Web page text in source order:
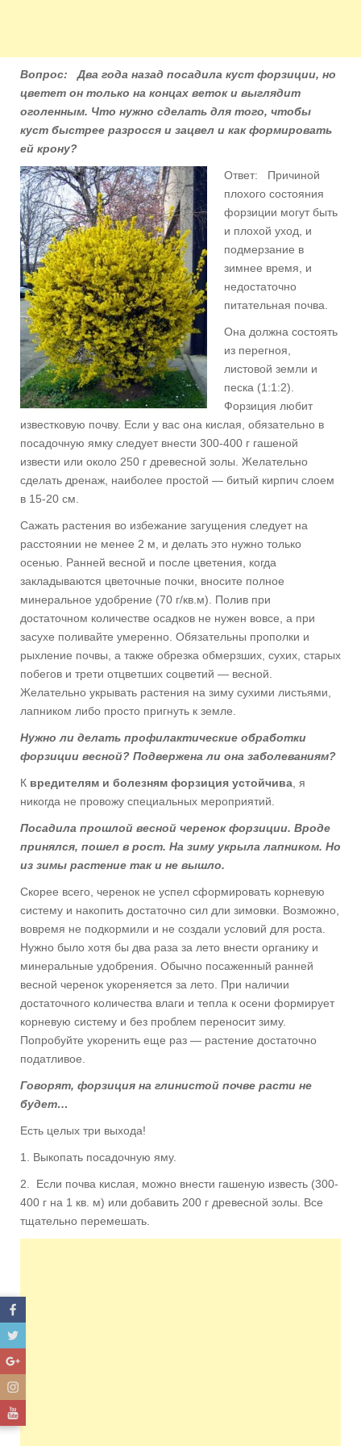
Вопрос: Два года назад посадила куст форзиции, но
цветет он только на концах веток и выглядит
оголенным. Что нужно сделать для того, чтобы
куст быстрее разросся и зацвел и как формировать
ей крону?
Ответ: Причиной
плохого состояния
форзиции могут быть
и плохой уход, и
подмерзание в
зимнее время, и
недостаточно
питательная почва.
Она должна состоять
из перегноя,
листовой земли и
песка (1:1:2).
Форзиция любит
известковую почву. Если у вас она кислая, обязательно в
посадочную ямку следует внести 300-400 г гашеной
извести или около 250 г древесной золы. Желательно
сделать дренаж, наиболее простой — битый кирпич слоем
в 15-20 см.
Сажать растения во избежание загущения следует на
расстоянии не менее 2 м, и делать это нужно только
осенью. Ранней весной и после цветения, когда
закладываются цветочные почки, вносите полное
минеральное удобрение (70 г/кв.м). Полив при
достаточном количестве осадков не нужен вовсе, а при
засухе поливайте умеренно. Обязательны прополки и
рыхление почвы, а также обрезка обмерзших, сухих, старых
побегов и трети отцветших соцветий — весной.
Желательно укрывать растения на зиму сухими листьями,
лапником либо просто пригнуть к земле.
Нужно ли делать профилактические обработки
форзиции весной? Подвержена ли она заболеваниям?
К вредителям и болезням форзиция устойчива , я
никогда не провожу специальных мероприятий.
Посадила прошлой весной черенок форзиции. Вроде
принялся, пошел в рост. На зиму укрыла лапником. Но
из зимы растение так и не вышло.
Скорее всего, черенок не успел сформировать корневую
систему и накопить достаточно сил дли зимовки. Возможно,
вовремя не подкормили и не создали условий для роста.
Нужно было хотя бы два раза за лето внести органику и
минеральные удобрения. Обычно посаженный ранней
весной черенок укореняется за лето. При наличии
достаточного количества влаги и тепла к осени формирует
корневую систему и без проблем переносит зиму.
Попробуйте укоренить еще раз — растение достаточно
податливое.
Говорят, форзиция на глинистой почве расти не
будет…
Есть целых три выхода!
1. Выкопать посадочную яму.
2. Если почва кислая, можно внести гашеную известь (300-
400 г на 1 кв. м) или добавить 200 г древесной золы. Все
тщательно перемешать.